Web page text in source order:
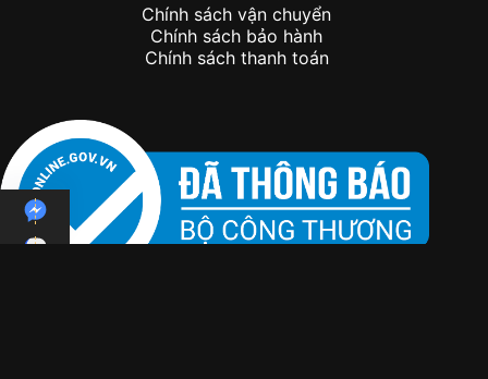
Chính sách vận chuyển
Chính sách bảo hành
Chính sách thanh toán